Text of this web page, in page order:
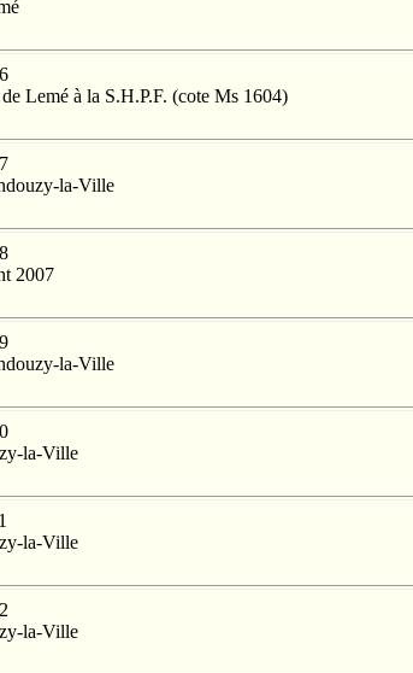
Lemé à la S.H.P.F. (cote Ms 1604)
la-Ville
2007
la-Ville
la-Ville
la-Ville
la-Ville